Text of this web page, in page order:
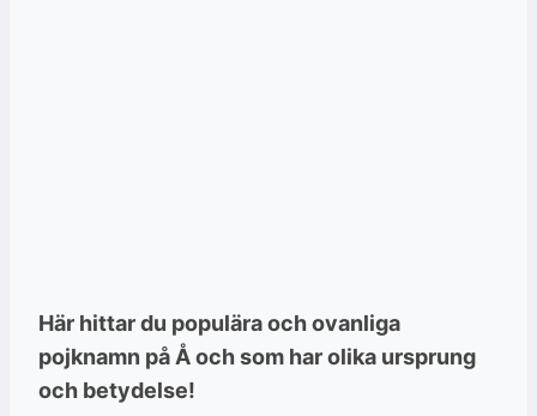
Här hittar du populära och ovanliga
pojknamn på Å och som har olika ursprung
och betydelse!